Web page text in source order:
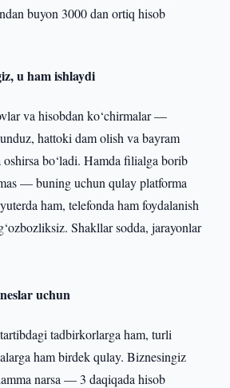
buyon 3000 dan ortiq hisob
u ham ishlaydi
va hisobdan ko‘chirmalar —
hattoki dam olish va bayram
bo‘ladi. Hamda filialga borib
— buning uchun qulay platforma
ham, telefonda ham foydalanish
Shakllar sodda, jarayonlar
uchun
tadbirkorlarga ham, turli
ham birdek qulay. Biznesingiz
narsa — 3 daqiqada hisob